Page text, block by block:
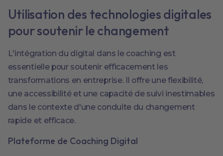
Utilisation des technologies digitales
pour soutenir le changement
L'intégration du digital dans le coaching est
essentielle pour soutenir efficacement les
transformations en entreprise. Il offre une flexibilité,
une accessibilité et une capacité de suivi inestimables
dans le contexte d'une conduite du changement
rapide et efficace.
Plateforme de Coaching Digital